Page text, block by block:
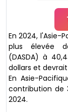
En 2024, l'Asie-
plus élevée
(DASDA) à
dollars et devrait
En Asie-
contribution de
2024.